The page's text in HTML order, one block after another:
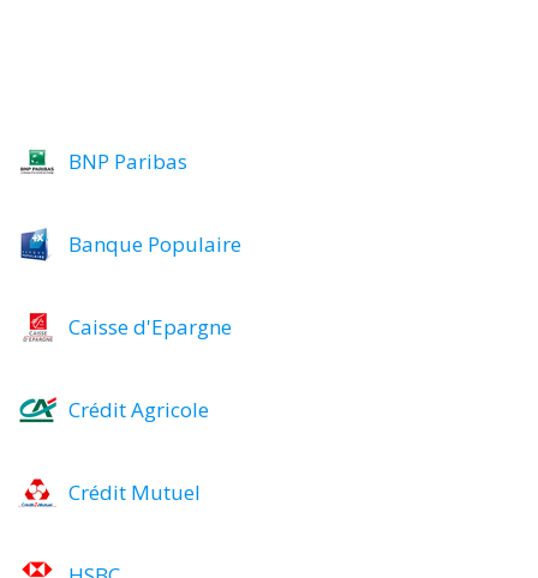
BNP Paribas
Banque Populaire
Caisse d'Epargne
Crédit Agricole
Crédit Mutuel